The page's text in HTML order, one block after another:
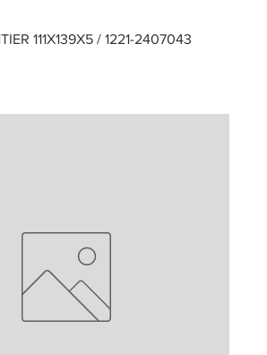
111X139X5 / 1221-2407043